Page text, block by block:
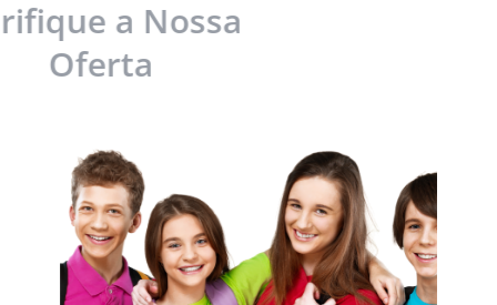
Verifique a Nossa